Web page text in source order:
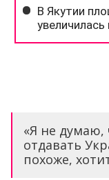
«Я не думаю,
отдавать
похоже,